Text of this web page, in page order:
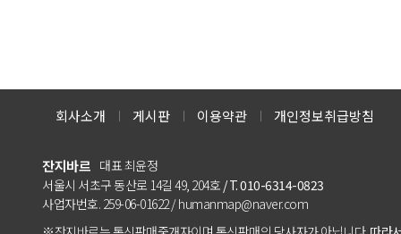
회사소개 게시판 이용약관 개인정보취급방침
잔지바르 대표 최윤정
서울시 서초구 동산로 14길 49, 204호 / T. 010-6314-0823
사업자번호. 259-06-01622 / humanmap@naver.com